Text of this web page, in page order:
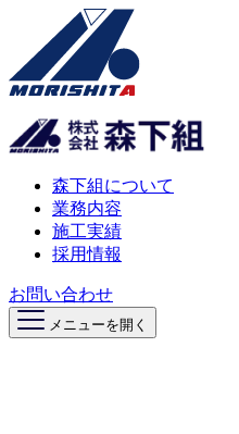
森下組について
業務内容
施工実績
採用情報
お問い合わせ
メニューを開く